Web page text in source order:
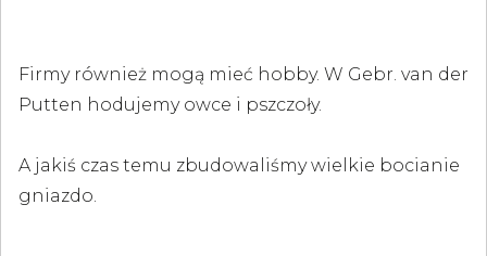
Firmy również mogą mieć hobby. W Gebr. van der
Putten hodujemy owce i pszczoły.
A jakiś czas temu zbudowaliśmy wielkie bocianie
gniazdo.